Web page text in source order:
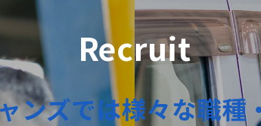
Recruit
ンズでは様々な職種